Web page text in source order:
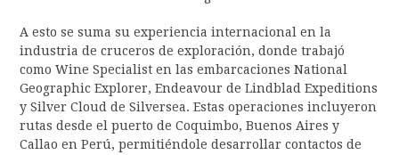
A esto se suma su experiencia internacional en la
industria de cruceros de exploración, donde trabajó
como Wine Specialist en las embarcaciones National
Geographic Explorer, Endeavour de Lindblad Expeditions
y Silver Cloud de Silversea. Estas operaciones incluyeron
rutas desde el puerto de Coquimbo, Buenos Aires y
Callao en Perú, permitiéndole desarrollar contactos de